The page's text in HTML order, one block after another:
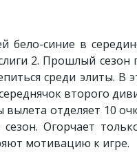
бело-синие в
2. Прошлый
среди элиты. В
второго
вылета отделяет 10
сезон. Огорчает
мотивацию к игре.